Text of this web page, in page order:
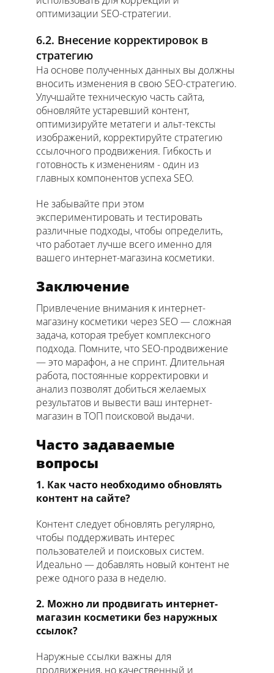
оптимизации SEO-стратегии.
6.2. Внесение корректировок в
стратегию
На основе полученных данных вы должны
вносить изменения в свою SEO-стратегию.
Улучшайте техническую часть сайта,
обновляйте устаревший контент,
оптимизируйте метатеги и альт-тексты
изображений, корректируйте стратегию
ссылочного продвижения. Гибкость и
готовность к изменениям - один из
главных компонентов успеха SEO.
Не забывайте при этом
экспериментировать и тестировать
различные подходы, чтобы определить,
что работает лучше всего именно для
вашего интернет-магазина косметики.
Заключение
Привлечение внимания к интернет-
магазину косметики через SEO — сложная
задача, которая требует комплексного
подхода. Помните, что SEO-продвижение
— это марафон, а не спринт. Длительная
работа, постоянные корректировки и
анализ позволят добиться желаемых
результатов и вывести ваш интернет-
магазин в ТОП поисковой выдачи.
Часто задаваемые
вопросы
1. Как часто необходимо обновлять
контент на сайте?
Контент следует обновлять регулярно,
чтобы поддерживать интерес
пользователей и поисковых систем.
Идеально — добавлять новый контент не
реже одного раза в неделю.
2. Можно ли продвигать интернет-
магазин косметики без наружных
ссылок?
Наружные ссылки важны для
продвижения, но качественный и